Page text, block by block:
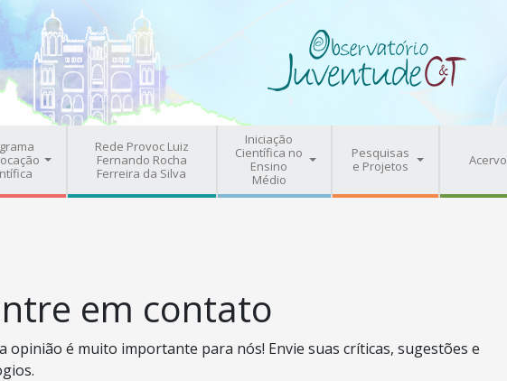
principalRede Provoc Luiz
Fernando Rocha
Ferreira da Silva
Iniciação
Científica no
Ensino
Médio
Pesquisas
e Projetos
Acervo
em contato
opinião é muito importante para nós! Envie suas críticas, sugestões e